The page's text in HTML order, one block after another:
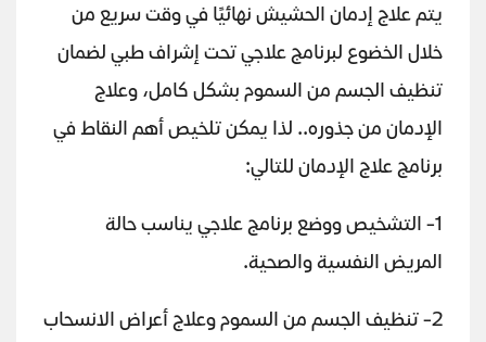
يتم علاج إدمان الحشيش نهائيًا في وقت سريع من
خلال الخضوع لبرنامج علاجي تحت إشراف طبي لضمان
تنظيف الجسم من السموم بشكل كامل، وعلاج
الإدمان من جذوره.. لذا يمكن تلخيص أهم النقاط في
برنامج علاج الإدمان للتالي:
1- التشخيص ووضع برنامج علاجي يناسب حالة
المريض النفسية والصحية.
2- تنظيف الجسم من السموم وعلاج أعراض الانسحاب